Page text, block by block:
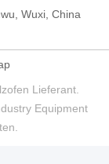
Wuxi, China
Lieferant.
Equipment